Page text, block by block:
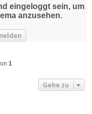
b
eingeloggt sein, um
anzusehen.
1
Gehe zu